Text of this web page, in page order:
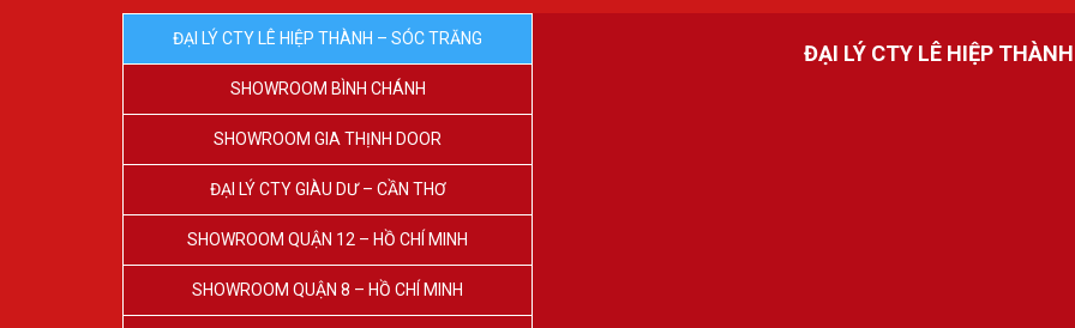
ĐẠI LÝ CTY LÊ HIỆP THÀNH – SÓC TRĂNG
SHOWROOM BÌNH CHÁNH
SHOWROOM GIA THỊNH DOOR
ĐẠI LÝ CTY GIÀU DƯ – CẦN THƠ
SHOWROOM QUẬN 12 – HỒ CHÍ MINH
SHOWROOM QUẬN 8 – HỒ CHÍ MINH
ĐẠI LÝ CTY LÊ HIỆP